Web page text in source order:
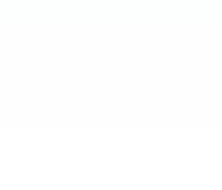
sardes.
de l'antique folklore sarde et
ravir les papilles des gourmands et
chance de visiter la Sardaigne en janvier
le village de Mamoiada, pour un défilé
Vêtus de peaux de bête et le visage
en bois noir, les Mammuthones
ruelles en faisant résonner des cloches.
émotions, vous pouvez compter sur la
votre repas par une soupe
de fenouil, accompagnée de
avec des pâtes typiques de la